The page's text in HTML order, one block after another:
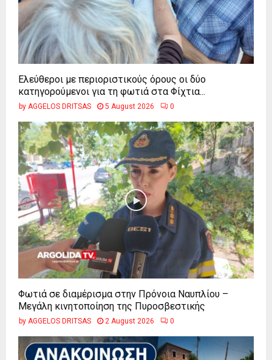
Ελεύθεροι με περιοριστικούς όρους οι δύο
κατηγορούμενοι για τη φωτιά στα Φίχτια...
by AGGELOS DRITSAS 5 August 2026 0
Φωτιά σε διαμέρισμα στην Πρόνοια Ναυπλίου –
Μεγάλη κινητοποίηση της Πυροσβεστικής
by AGGELOS DRITSAS 2 August 2026 0